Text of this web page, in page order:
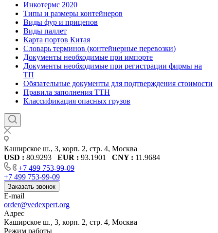
Инкотермс 2020
Типы и размеры контейнеров
Виды фур и прицепов
Виды паллет
Карта портов Китая
Словарь терминов (контейнерные перевозки)
Документы необходимые при импорте
Документы необходимые при регистрации фирмы на
ТП
Обязательные документы для подтверждения стоимости
Правила заполнения ТТН
Классификация опасных грузов
Каширское ш., 3, корп. 2, стр. 4, Москва
USD : 80.9293 EUR : 93.1901 CNY : 11.9684
+7 499 753-99-09
+7 499 753-99-09
Заказать звонок
E-mail
order@vedexpert.org
Адрес
Каширское ш., 3, корп. 2, стр. 4, Москва
Режим работы